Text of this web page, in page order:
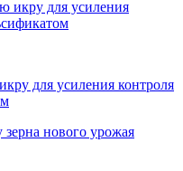
для усиления контроля